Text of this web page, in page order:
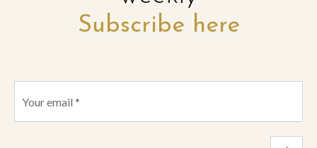
Subscribe here